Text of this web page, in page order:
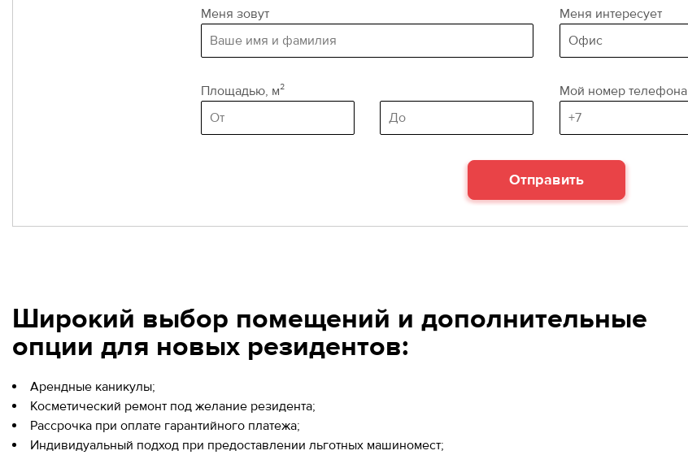
Меня зовут Меня интересует
Площадью, м²
Area, sq.m
Мой номер телефона
Отправить
Широкий выбор помещений и дополнительные
опции для новых резидентов:
Арендные каникулы;
Косметический ремонт под желание резидента;
Рассрочка при оплате гарантийного платежа;
Индивидуальный подход при предоставлении льготных машиномест;